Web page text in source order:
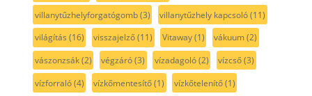
villanytűzhelyforgatógomb(3) villanytűzhely kapcsoló(11)
világítás (16) visszajelző(11) Vitaway(1) vákuum(2)
vászonzsák(2) végzáró(3) vízadagoló(2) vízcső(3)
vízforraló(4) vízkőmentesítő(1) vízkőtelenítő(1)